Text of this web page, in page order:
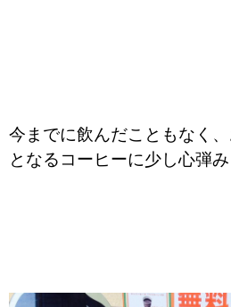
今までに飲んだこともなく、
となるコーヒーに少し心弾み